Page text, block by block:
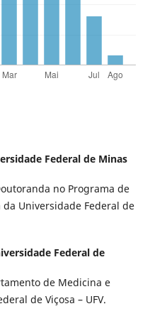
Federal de Minas
no Programa de
Universidade Federal de
Federal de
de Medicina e
de Viçosa – UFV.